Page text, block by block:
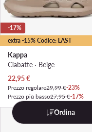
extra -15% Codice: LAST
-17%
Kappa
Ciabatte · Beige
Prezzo attuale
22,95€
Prezzo regolare29,99 €-23%
Prezzo più basso27,95 €-17%
Ordina